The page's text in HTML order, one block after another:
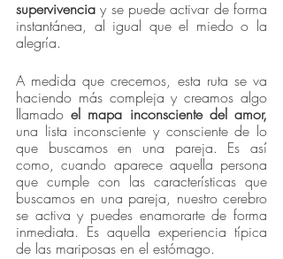
supervivencia y se puede activar de forma
instantánea, al igual que el miedo o la
alegría.
A medida que crecemos, esta ruta se va
haciendo más compleja y creamos algo
llamado el mapa inconsciente del amor,
una lista inconsciente y consciente de lo
que buscamos en una pareja. Es así
como, cuando aparece aquella persona
que cumple con las características que
buscamos en una pareja, nuestro cerebro
se activa y puedes enamorarte de forma
inmediata. Es aquella experiencia típica
de las mariposas en el estómago.